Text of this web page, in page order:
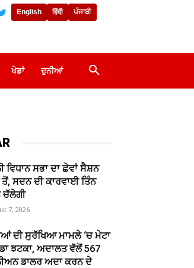
English हिंदी ਪੰਜਾਬੀ
ਖੇਡਾਂ ਦੁਨੀਆਂ
ਵਿਧਾਨ ਸਭਾ ਦਾ ਛੇਵਾਂ ਸੈਸ਼ਨ
ਸਦਨ ਦੀ ਕਾਰਵਾਈ ਤਿੰਨ
ਚੱਲੇਗੀ
7, 2026
ਦੀ ਸੁਰੱਖਿਆ ਮਾਮਲੇ ‘ਚ ਮੇਟਾ
ਝਟਕਾ, ਅਦਾਲਤ ਵੱਲੋਂ 567
ਡਾਲਰ ਅਦਾ ਕਰਨ ਦੇ